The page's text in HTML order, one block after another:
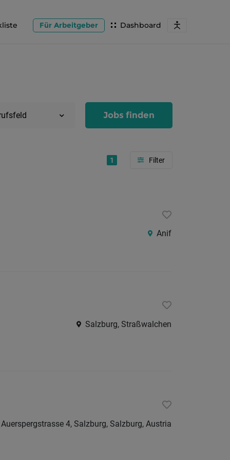
Dashboard
Für Arbeitgeber
Jobs finden
1
Anif
Salzburg, Straßwalchen
Auerspergstrasse 4, Salzburg, Salzburg, Austria